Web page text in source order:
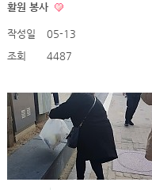
활원 봉사
작성일
05-13
조회
4487